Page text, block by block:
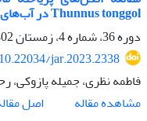
Thunnus tonggol در آب‌های ساحلی استان هرمزگان
دوره 36، شماره 4، زمستان 1402، صفحه
10.22034/jar.2023.2338
فاطمه نظری، جمیله پازوکی،
مشاهده مقاله
اصل